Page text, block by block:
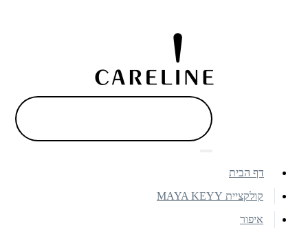
דף הבית
קולקציית MAYA KEYY
איפור